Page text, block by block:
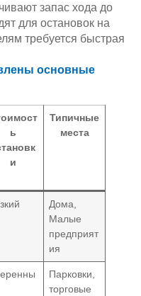
запас хода до
для остановок на
требуется быстрая
основные
ь
и
Типичные
места
Дома,
Малые
предприят
ия
Парковки,
торговые